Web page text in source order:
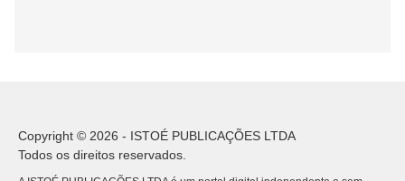
Copyright © 2026 - ISTOÉ PUBLICAÇÕES LTDA
Todos os direitos reservados.